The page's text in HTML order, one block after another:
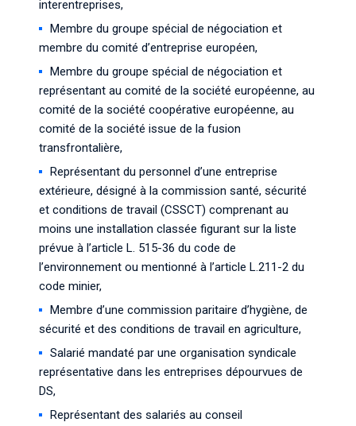
interentreprises,
Membre du groupe spécial de négociation et
membre du comité d’entreprise européen,
Membre du groupe spécial de négociation et
représentant au comité de la société européenne, au
comité de la société coopérative européenne, au
comité de la société issue de la fusion
transfrontalière,
Représentant du personnel d’une entreprise
extérieure, désigné à la commission santé, sécurité
et conditions de travail (CSSCT) comprenant au
moins une installation classée figurant sur la liste
prévue à l’article L. 515-36 du code de
l’environnement ou mentionné à l’article L.211-2 du
code minier,
Membre d’une commission paritaire d’hygiène, de
sécurité et des conditions de travail en agriculture,
Salarié mandaté par une organisation syndicale
représentative dans les entreprises dépourvues de
DS,
Représentant des salariés au conseil